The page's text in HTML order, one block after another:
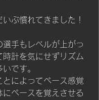
いぶ慣れてきました！
選手もレベルが上がっ
時計を気にせずリズム
です。
とによってペース感覚
にペースを覚えさせる